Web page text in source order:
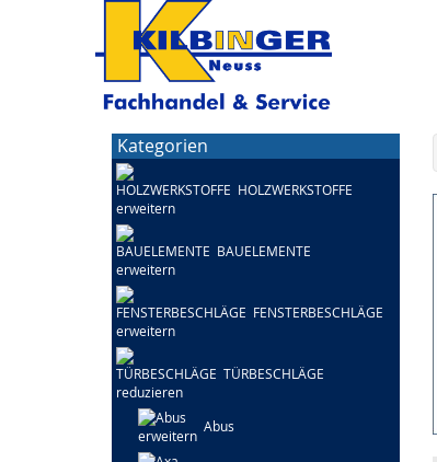
Kategorien
HOLZWERKSTOFFE
BAUELEMENTE
FENSTERBESCHLÄGE
TÜRBESCHLÄGE
Abus